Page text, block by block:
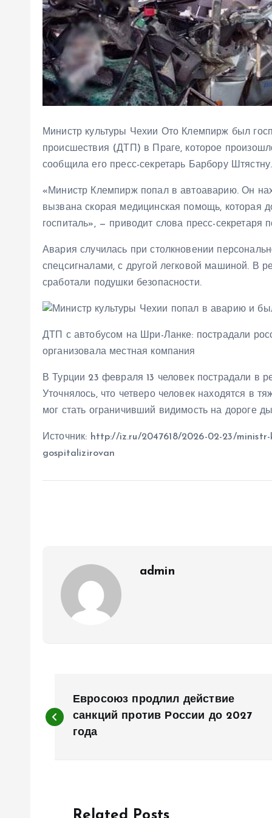
Министр культуры Чехии Ото Клемпирж был
происшествия (ДТП) в Праге, которое
сообщила его пресс-секретарь Барбору Штястну.
«Министр Клемпирж попал в автоаварию. Он
вызвана скорая медицинская помощь, которая
госпиталь», — приводит слова пресс-секретаря
Авария случилась при столкновении
спецсигналами, с другой легковой машиной. В
сработали подушки безопасности.
ДТП с автобусом на Шри-Ланке: пострадали
организовала местная компания
В Турции 23 февраля 13 человек пострадали в
Уточнялось, что четверо человек находятся в
мог стать ограничивший видимость на дороге
Источник: http://iz.ru/2047618/2026-02-23/
gospitalizirovan
admin
а
Евросоюз продлил действие
санкций против России до 2027
года